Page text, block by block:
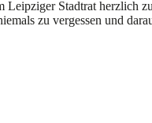
Stadtrat herzlich
zu vergessen und